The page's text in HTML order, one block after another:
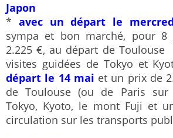
Japon
* avec un départ le
sympa et bon marché, pour 8
2.225 €, au départ de Toulouse
visites guidées de Tokyo et
départ le 14 mai et un prix de
de Toulouse (ou de Paris sur
Tokyo, Kyoto, le mont Fuji et
circulation sur les transports